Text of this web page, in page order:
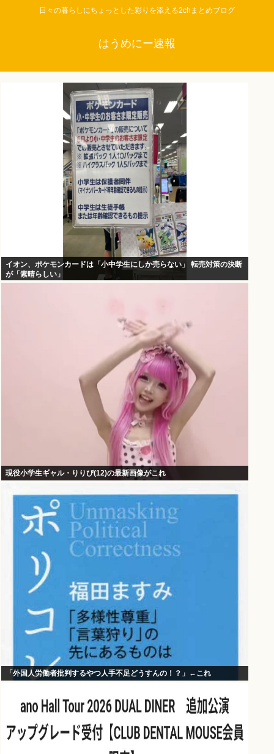
日々の暮らしにちょっとした彩りを添える2chまとめブログ
はうめにー速報
イオン、ポケモンカードは「小中学生にしか売らない」 転売対策の決断
が「素晴らしい」
現役小学生ギャル・りりぴ(12)の最新画像がこれ
「外国人労働者批判するやつ人手不足どうすんの！？」←これ